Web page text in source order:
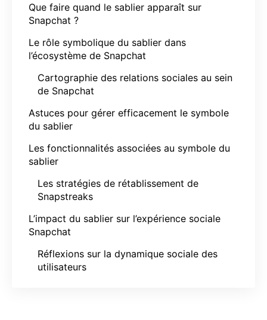
Que faire quand le sablier apparaît sur
Snapchat ?
Le rôle symbolique du sablier dans
l’écosystème de Snapchat
Cartographie des relations sociales au sein
de Snapchat
Astuces pour gérer efficacement le symbole
du sablier
Les fonctionnalités associées au symbole du
sablier
Les stratégies de rétablissement de
Snapstreaks
L’impact du sablier sur l’expérience sociale
Snapchat
Réflexions sur la dynamique sociale des
utilisateurs